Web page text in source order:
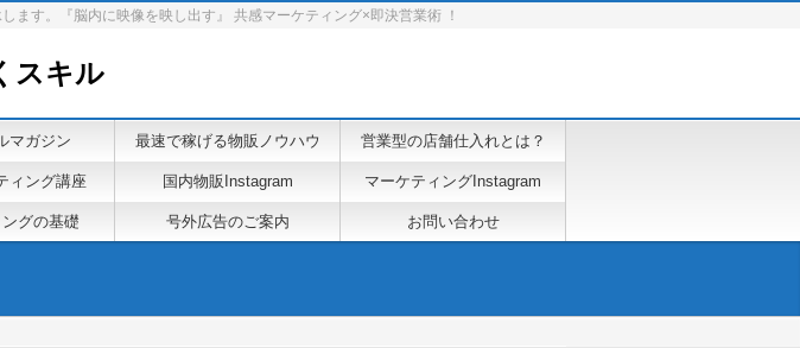
ます。『脳内に映像を映し出す』 共感マーケティング×即決営業術 ！
スキル
マガジン 最速で稼げる物販ノウハウ 営業型の店舗仕入れとは？
ィング講座 国内物販Instagram マーケティングInstagram
グの基礎 号外広告のご案内 お問い合わせ